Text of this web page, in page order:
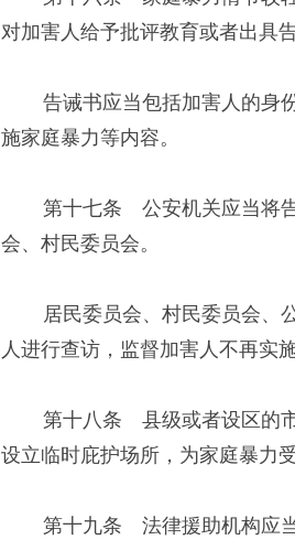
对加害人给予批评教育或者出具
告诫书应当包括加害人的身份
施家庭暴力等内容。
第十七条 公安机关应当将告
会、村民委员会。
居民委员会、村民委员会、公
人进行查访，监督加害人不再实
第十八条 县级或者设区的市
设立临时庇护场所，为家庭暴力
第十九条 法律援助机构应当